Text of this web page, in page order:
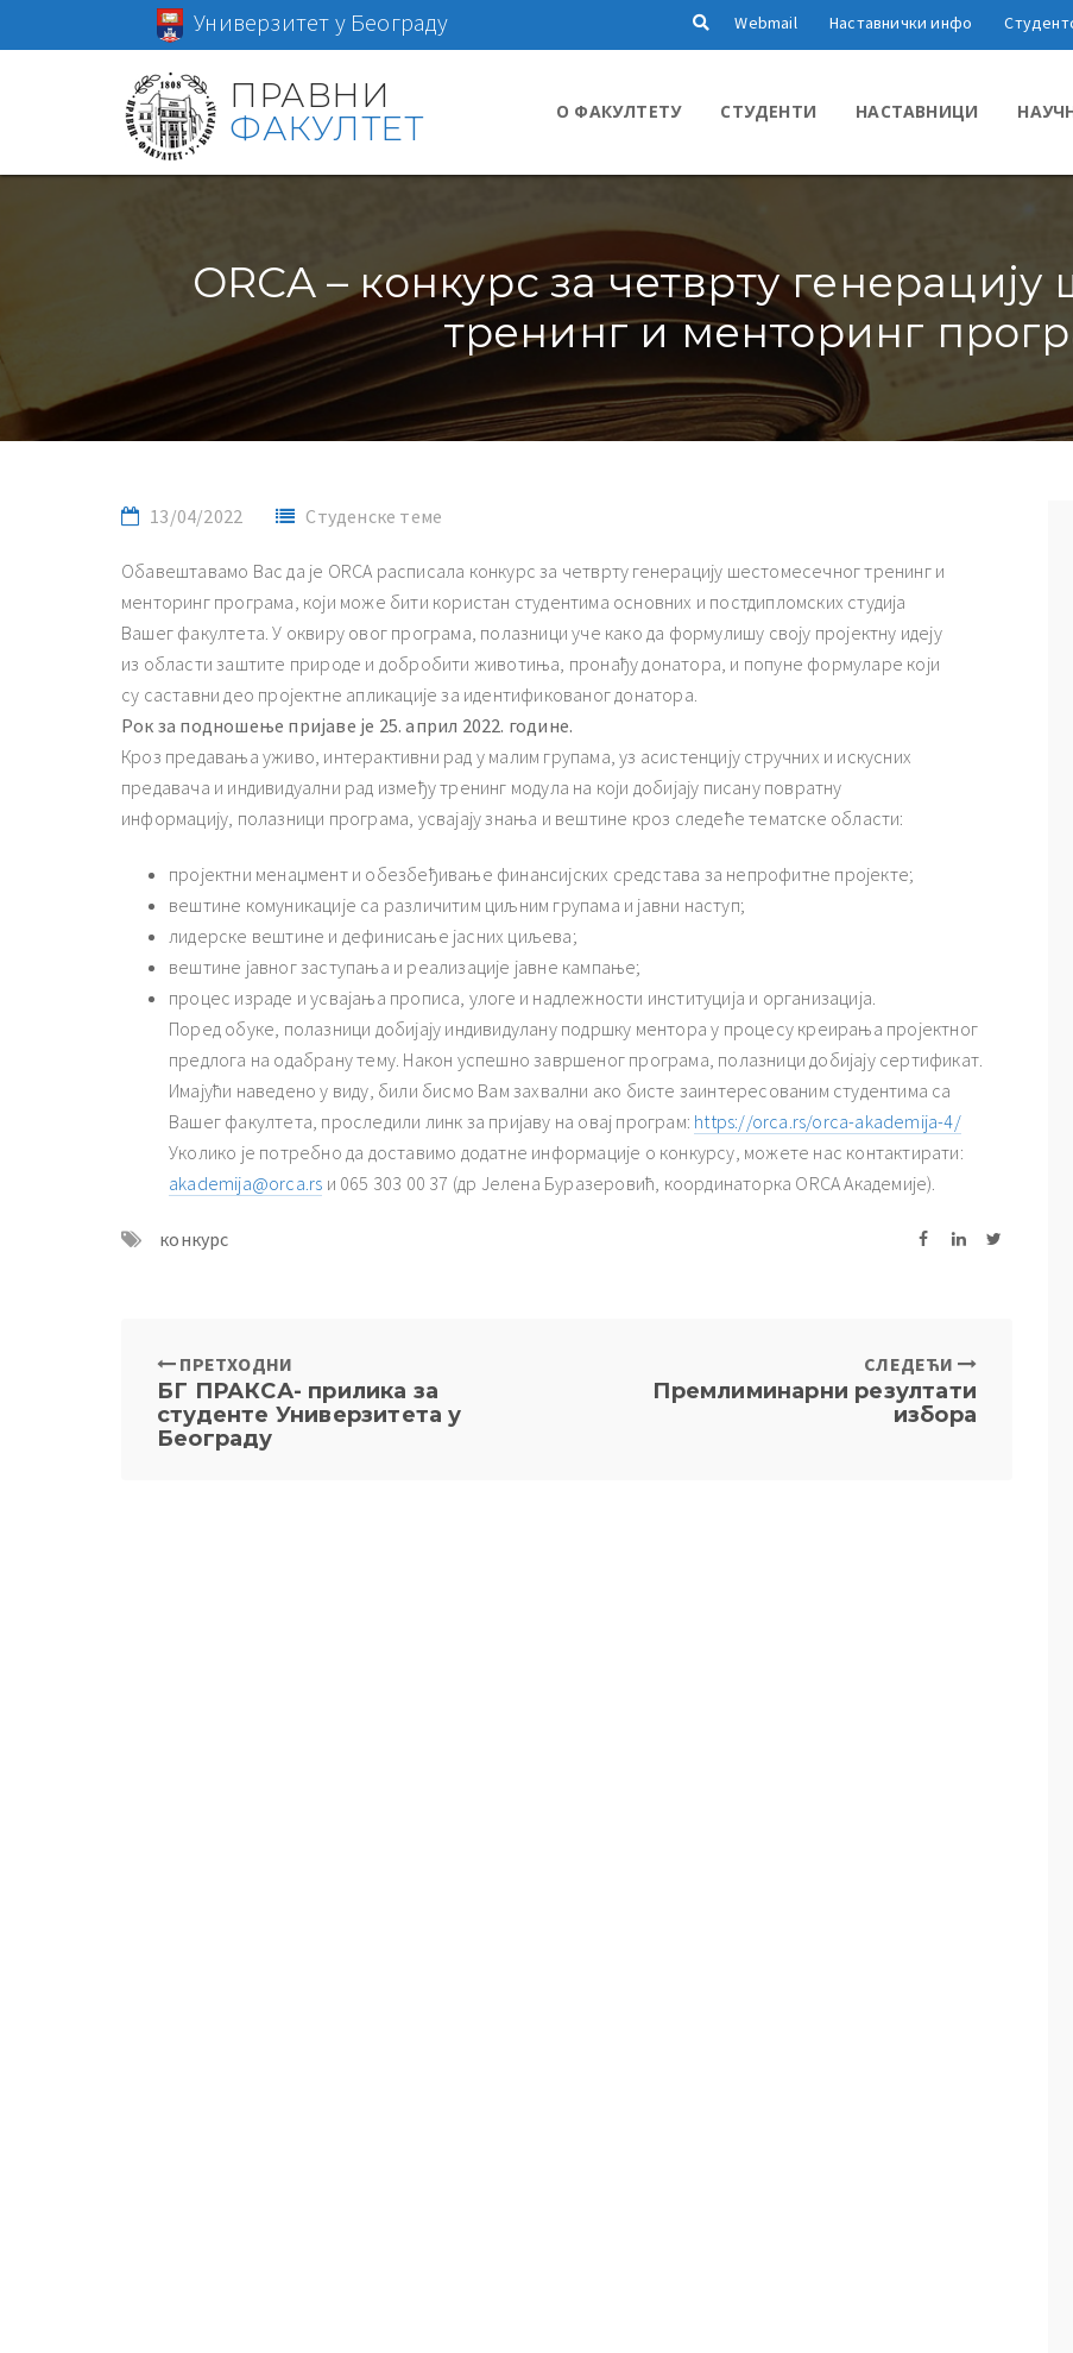
Универзитет у Београду Webmail Наставнички инфо
ПРАВНИ
ФАКУЛТЕТ
О ФАКУЛТЕТУ СТУДЕНТИ НАСТАВНИЦИ
ORCA – конкурс за четврту
тренинг и менторинг
13/04/2022 Студенске теме
Oбавештавамо Вас да је ORCA расписала конкурс за четврту генерацију шестомесечног тренинг и
менторинг програма, који може бити користан студентима основних и постдипломских студија
Вашег факултета. У оквиру овог програма, полазници уче како да формулишу своју пројектну идеју
из области заштите природе и добробити животиња, пронађу донатора, и попуне формуларе који
су саставни део пројектне апликације за идентификованог донатора.
Рок за подношење пријаве је 25. април 2022. године.
Кроз предавања уживо, интерактивни рад у малим групама, уз асистенцију стручних и искусних
предавача и индивидуални рад између тренинг модула на који добијају писану повратну
информацију, полазници програма, усвајају знања и вештине кроз следеће тематске области:
пројектни менаџмент и обезбеђивање финансијских средстава за непрофитне пројекте;
вештине комуникације са различитим циљним групама и јавни наступ;
лидерске вештине и дефинисање јасних циљева;
вештине јавног заступања и реализације јавне кампање;
процес израде и усвајања прописа, улоге и надлежности институција и организација.
Поред обуке, полазници добијају индивидулану подршку ментора у процесу креирања пројектног
предлога на одабрану тему. Након успешно завршеног програма, полазници добијају сертификат.
Имајући наведено у виду, били бисмо Вам захвални ако бисте заинтересованим студентима са
Вашег факултета, проследили линк за пријаву на овај програм: https://orca.rs/orca-akademija-4/
Уколико је потребно да доставимо додатне информације о конкурсу, можете нас контактирати:
akademija@orca.rs и 065 303 00 37 (др Јелена Буразеровић, координаторка ORCA Академије).
конкурс
ПРЕТХОДНИ
БГ ПРАКСА- прилика за
студенте Универзитета у
Београду
СЛЕДЕЋИ
Премлиминарни резултати
избора